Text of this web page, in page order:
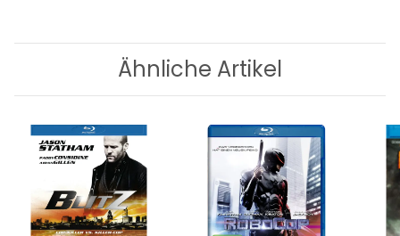
Ähnliche Artikel